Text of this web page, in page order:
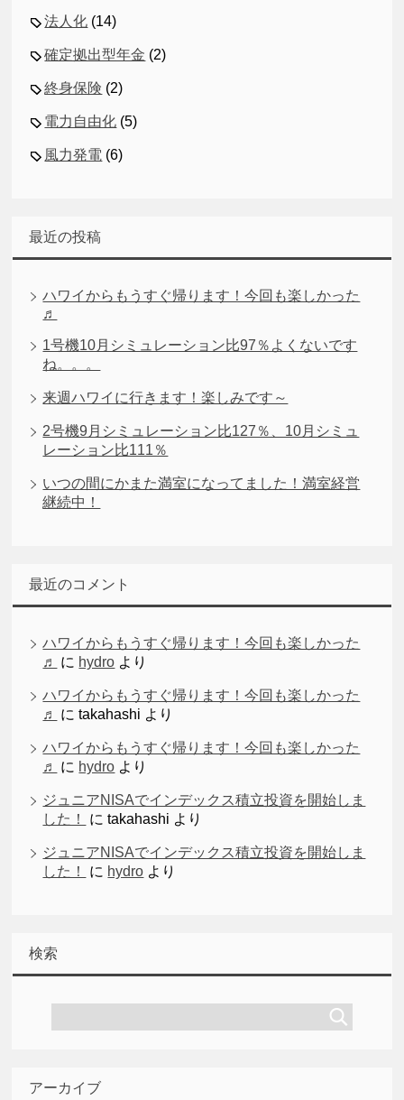
法人化 (14)
確定拠出型年金 (2)
終身保険 (2)
電力自由化 (5)
風力発電 (6)
最近の投稿
ハワイからもうすぐ帰ります！今回も楽しかった
♬
1号機10月シミュレーション比97％よくないです
ね。。。
来週ハワイに行きます！楽しみです～
2号機9月シミュレーション比127％、10月シミュ
レーション比111％
いつの間にかまた満室になってました！満室経営
継続中！
最近のコメント
ハワイからもうすぐ帰ります！今回も楽しかった
♬
に hydro より
ハワイからもうすぐ帰ります！今回も楽しかった
♬
にtakahashi より
ハワイからもうすぐ帰ります！今回も楽しかった
♬
に hydro より
ジュニアNISAでインデックス積立投資を開始しま
した！
にtakahashi より
ジュニアNISAでインデックス積立投資を開始しま
した！
に hydro より
検索
アーカイブ